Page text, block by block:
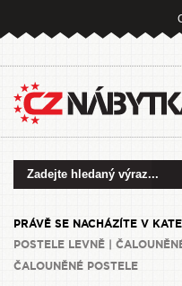
PRÁVĚ SE NACHÁZÍTE V
POSTELE LEVNĚ |
ČALOUNĚNÉ POSTELE